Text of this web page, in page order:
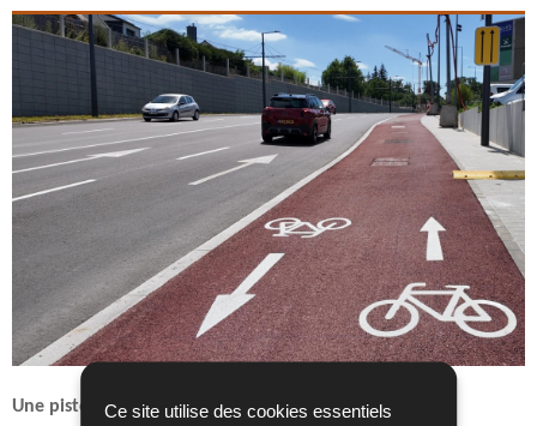
Ce site utilise des cookies essentiels
Une piste plus visible, plus confortable et plus sûre